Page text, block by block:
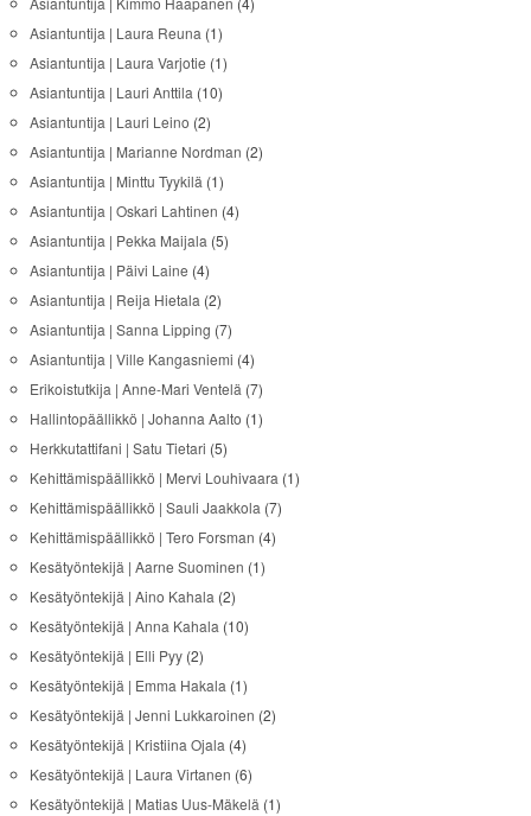
Asiantuntija | Laura Reuna (1)
Asiantuntija | Laura Varjotie (1)
Asiantuntija | Lauri Anttila (10)
Asiantuntija | Lauri Leino (2)
Asiantuntija | Marianne Nordman (2)
Asiantuntija | Minttu Tyykilä (1)
Asiantuntija | Oskari Lahtinen (4)
Asiantuntija | Pekka Maijala (5)
Asiantuntija | Päivi Laine (4)
Asiantuntija | Reija Hietala (2)
Asiantuntija | Sanna Lipping (7)
Asiantuntija | Ville Kangasniemi (4)
Erikoistutkija | Anne-Mari Ventelä (7)
Hallintopäällikkö | Johanna Aalto (1)
Herkkutattifani | Satu Tietari (5)
Kehittämispäällikkö | Mervi Louhivaara (1)
Kehittämispäällikkö | Sauli Jaakkola (7)
Kehittämispäällikkö | Tero Forsman (4)
Kesätyöntekijä | Aarne Suominen (1)
Kesätyöntekijä | Aino Kahala (2)
Kesätyöntekijä | Anna Kahala (10)
Kesätyöntekijä | Elli Pyy(2)
Kesätyöntekijä | Emma Hakala (1)
Kesätyöntekijä | Jenni Lukkaroinen (2)
Kesätyöntekijä | Kristiina Ojala (4)
Kesätyöntekijä | Laura Virtanen (6)
Kesätyöntekijä | Matias Uus-Mäkelä (1)